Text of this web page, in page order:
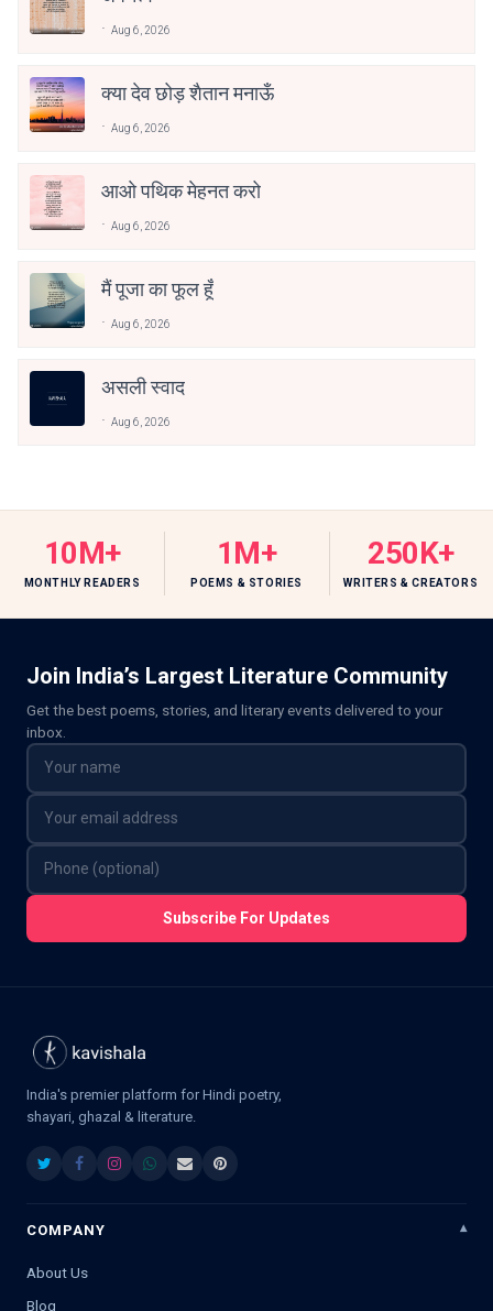
Aug 6, 2026
क्या देव छोड़ शैतान मनाऊँ
Aug 6, 2026
आओ पथिक मेहनत करो
Aug 6, 2026
मैं पूजा का फूल हूँ
Aug 6, 2026
असली स्वाद
Aug 6, 2026
10M+
MONTHLY READERS
1M+
POEMS & STORIES
250K+
WRITERS & CREATORS
Join India’s Largest Literature Community
Get the best poems, stories, and literary events delivered to your
inbox.
Subscribe For Updates
India's premier platform for Hindi poetry,
shayari, ghazal & literature.
COMPANY
About Us
Blog